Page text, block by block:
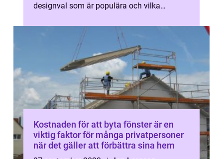
designval som är populära och vilka
Kostnaden för att byta fönster är en
viktig faktor för många privatpersoner
när det gäller att förbättra sina hem